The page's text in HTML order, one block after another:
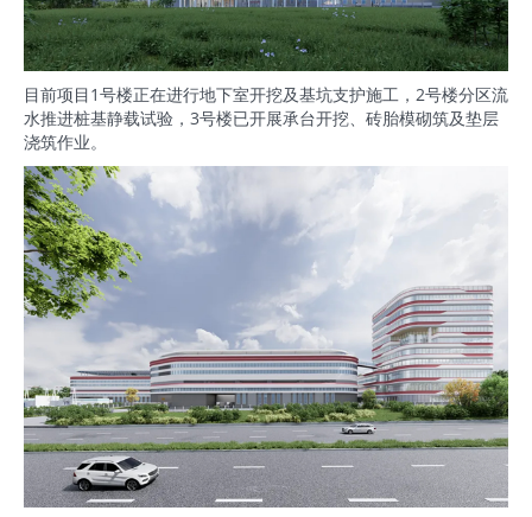
目前项目1号楼正在进行地下室开挖及基坑支护施工，2号楼分区流
水推进桩基静载试验，3号楼已开展承台开挖、砖胎模砌筑及垫层
浇筑作业。